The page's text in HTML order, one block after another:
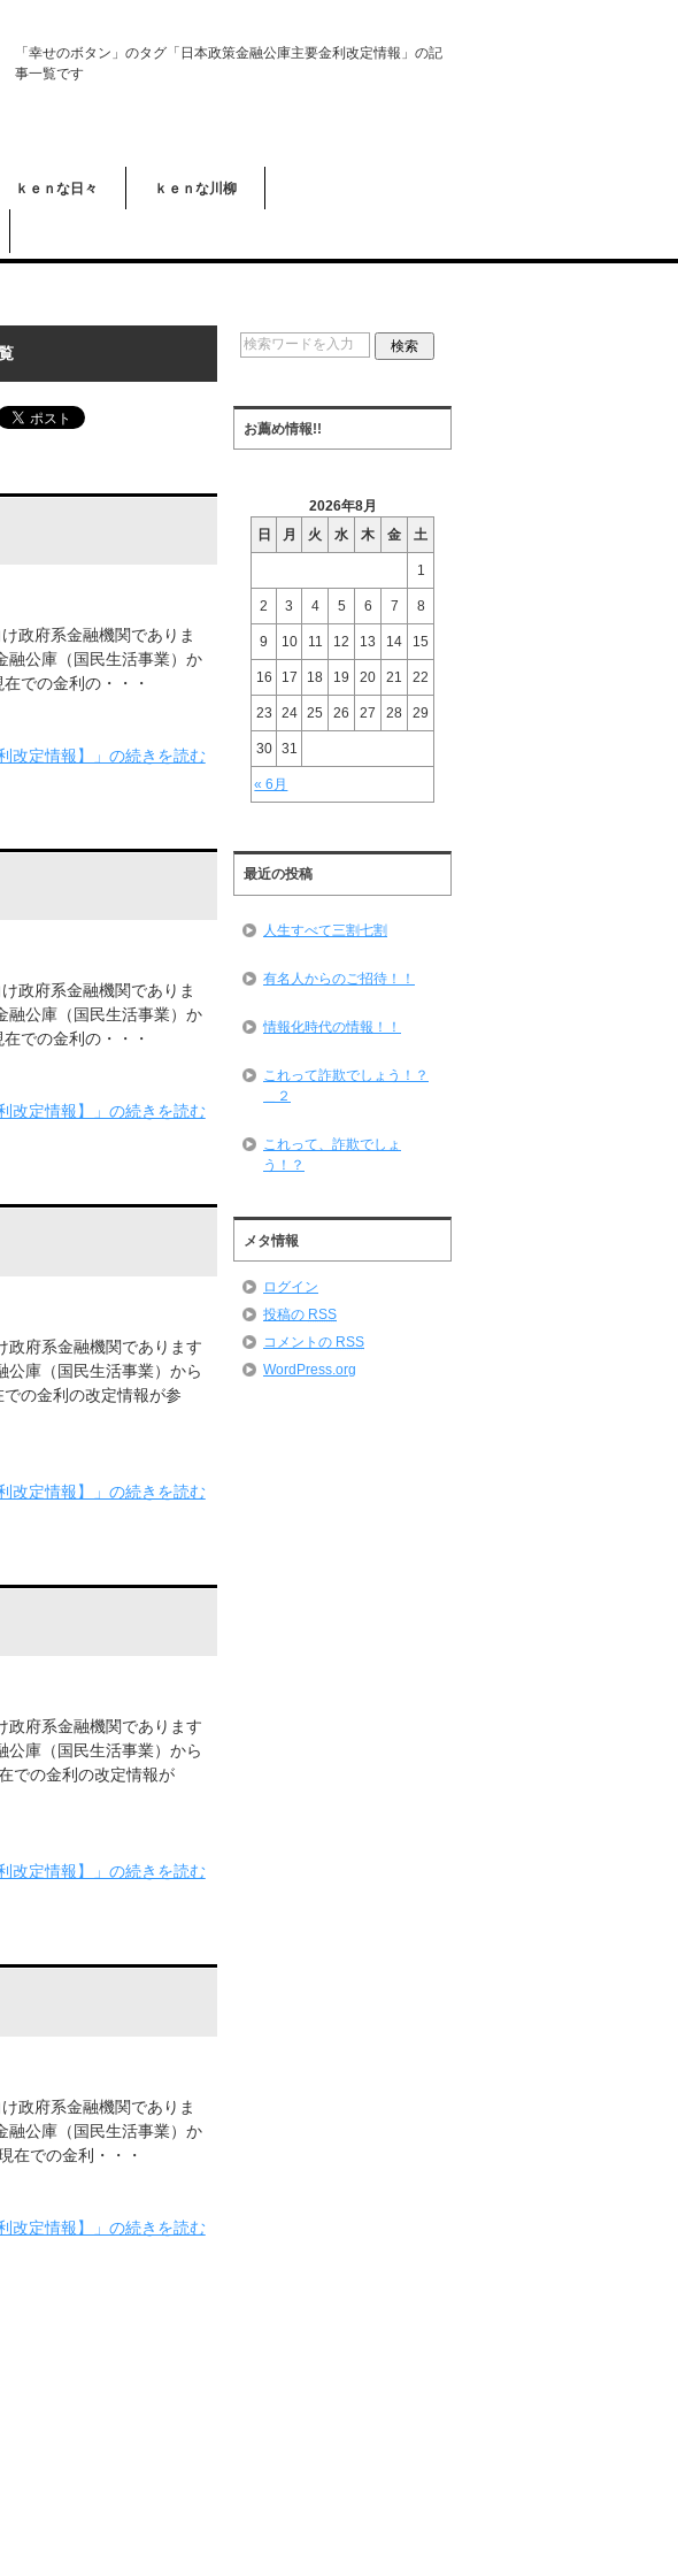
「幸せのボタン」のタグ「日本政策金融公庫主要金利改定情報」の記
事一覧です
ｋｅｎな日々 ｋｅｎな川柳
政府系金融機関でありま
融公庫（国民生活事業）か
での金利の・・・
改定情報】」の続きを読む
政府系金融機関でありま
融公庫（国民生活事業）か
での金利の・・・
改定情報】」の続きを読む
政府系金融機関であります
公庫（国民生活事業）から
の金利の改定情報が参
改定情報】」の続きを読む
政府系金融機関であります
公庫（国民生活事業）から
での金利の改定情報が
改定情報】」の続きを読む
政府系金融機関でありま
融公庫（国民生活事業）か
在での金利・・・
改定情報】」の続きを読む
お薦め情報!!
2026年8月
日
月 火 水 木 金 土
« 6月
1
2 3 4 5 6 7 8
9 10 11 12 13 14 15
16 17 18 19 20 21 22
23 24 25 26 27 28 29
30 31
最近の投稿
人生すべて三割七割
有名人からのご招待！！
情報化時代の情報！！
これって詐欺でしょう！？
＿２
これって、詐欺でしょ
う！？
メタ情報
ログイン
投稿の RSS
コメントの RSS
WordPress.org